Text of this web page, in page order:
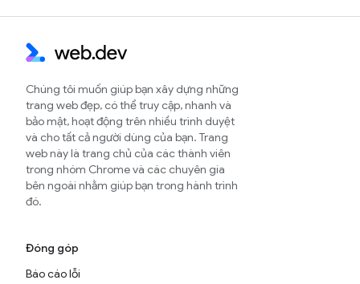
Chúng tôi muốn giúp bạn xây dựng những
trang web đẹp, có thể truy cập, nhanh và
bảo mật, hoạt động trên nhiều trình duyệt
và cho tất cả người dùng của bạn. Trang
web này là trang chủ của các thành viên
trong nhóm Chrome và các chuyên gia
bên ngoài nhằm giúp bạn trong hành trình
đó.
Đóng góp
Báo cáo lỗi